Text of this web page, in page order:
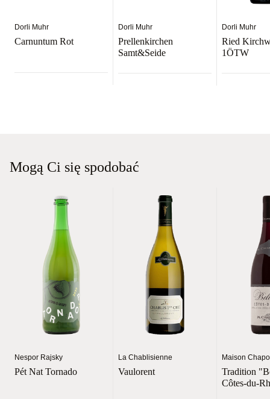
Dorli Muhr
Carnuntum Rot
Dorli Muhr
Prellenkirchen
Samt&Seide
Dorli Muhr
Ried
1ÖTW
Mogą Ci się spodobać
Nespor Rajsky
Pét Nat Tornado
La Chablisienne
Vaulorent
Maison
Tradition
Côtes-du-